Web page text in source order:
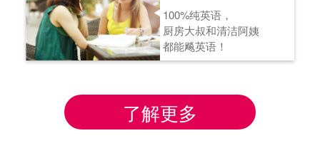
100%纯英语，
厨房大叔和清洁阿姨
都能飚英语！
了解更多